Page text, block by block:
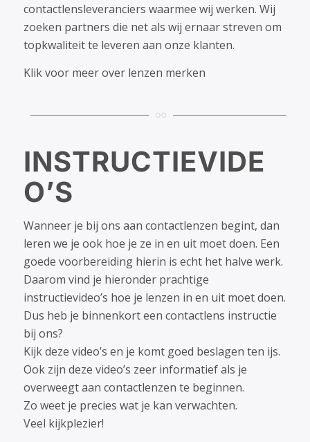
contactlensleveranciers waarmee wij werken. Wij
zoeken partners die net als wij ernaar streven om
topkwaliteit te leveren aan onze klanten.
Klik voor meer over lenzen merken
INSTRUCTIEVIDE
O’S
Wanneer je bij ons aan contactlenzen begint, dan
leren we je ook hoe je ze in en uit moet doen. Een
goede voorbereiding hierin is echt het halve werk.
Daarom vind je hieronder prachtige
instructievideo’s hoe je lenzen in en uit moet doen.
Dus heb je binnenkort een contactlens instructie
bij ons?
Kijk deze video’s en je komt goed beslagen ten ijs.
Ook zijn deze video’s zeer informatief als je
overweegt aan contactlenzen te beginnen.
Zo weet je precies wat je kan verwachten.
Veel kijkplezier!